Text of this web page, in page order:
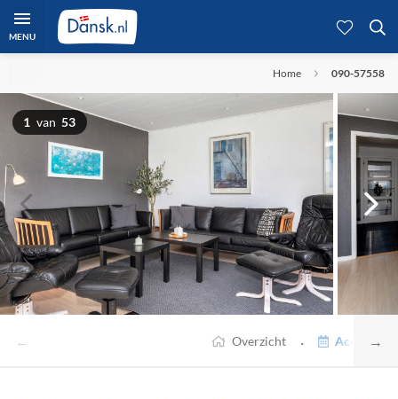
MENU
Home 090-57558
1 van 53
← →
Overzicht ·